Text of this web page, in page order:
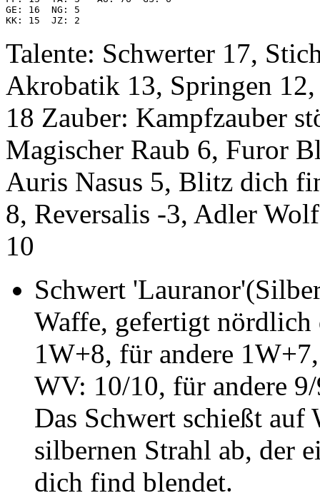
GE: 16  NG: 5
KK: 15  JZ: 2
Talente: Schwerter 17,
Akrobatik 13, Springen
18 Zauber: Kampfzauber
Magischer Raub 6, Furor
Auris Nasus 5, Blitz dich
8, Reversalis -3, Adler
10
Schwert
Waffe, gefertigt nördlich
1W+8, für andere
WV: 10/10, für andere
Das Schwert schießt auf
silbernen Strahl ab, der
dich find blendet.